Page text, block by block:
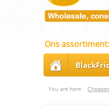
Ons assortiment:
You are here: